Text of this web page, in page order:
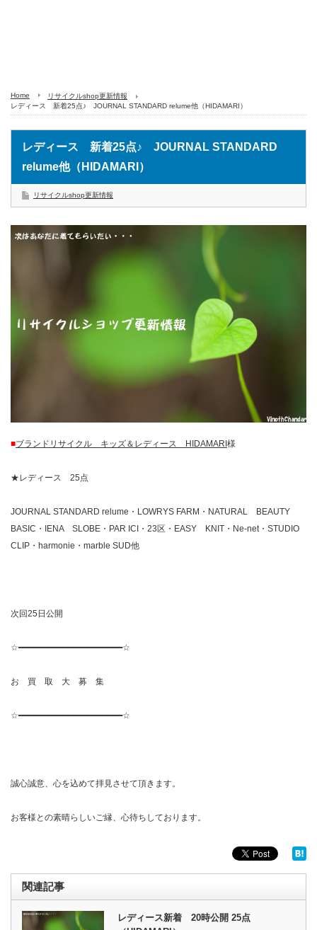
Home
リサイクルshop更新情報
レディース 新着25点♪ JOURNAL STANDARD relume他（HIDAMARI）
レディース 新着25点♪ JOURNAL STANDARD
relume他（HIDAMARI）
リサイクルshop更新情報
■ブランドリサイクル キッズ＆レディース HIDAMARI様
★レディース 25点
JOURNAL STANDARD relume・LOWRYS FARM・NATURAL BEAUTY
BASIC・IENA SLOBE・PAR ICI・23区・EASY KNIT・Ne-net・STUDIO
CLIP・harmonie・marble SUD他
次回25日公開
☆━━━━━━━━━━━━━━━━━━━━━☆
お 買 取 大 募 集
☆━━━━━━━━━━━━━━━━━━━━━☆
誠心誠意、心を込めて拝見させて頂きます。
お客様との素晴らしいご縁、心待ちしております。
関連記事
レディース新着 20時公開 25点